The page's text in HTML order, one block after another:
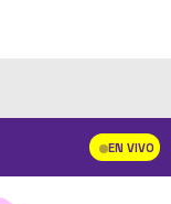
EN VIVO